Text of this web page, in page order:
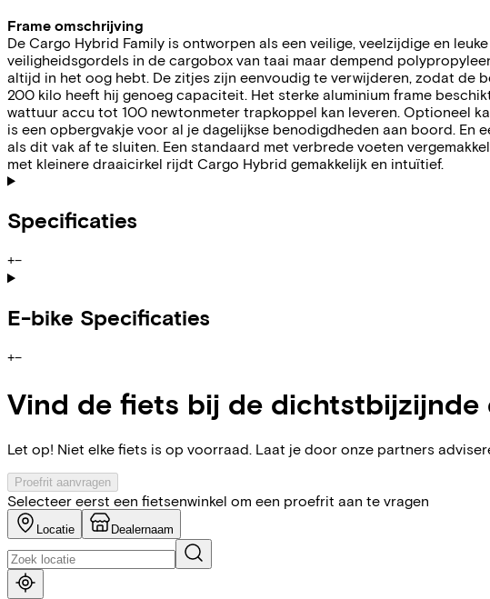
Frame omschrijving
De Cargo Hybrid Family is ontworpen als een veilige, veelzijdige en
veiligheidsgordels in de cargobox van taai maar dempend
altijd in het oog hebt. De zitjes zijn eenvoudig te verwijderen, zodat de
200 kilo heeft hij genoeg capaciteit. Het sterke aluminium frame
wattuur accu tot 100 newtonmeter trapkoppel kan leveren. Optioneel
is een opbergvakje voor al je dagelijkse benodigdheden aan boord.
als dit vak af te sluiten. Een standaard met verbrede voeten
met kleinere draaicirkel rijdt Cargo Hybrid gemakkelijk en intuïtief.
Specificaties
+−
E-bike Specificaties
+−
Vind de fiets bij de dichtstbijzijnde
Let op! Niet elke fiets is op voorraad. Laat je door onze partners
Proefrit aanvragen
Selecteer eerst een fietsenwinkel om een proefrit aan te vragen
Locatie Dealernaam